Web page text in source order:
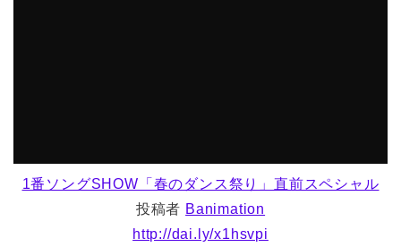
1番ソングSHOW「春のダンス祭り」直前スペシャル
投稿者 Banimation
http://dai.ly/x1hsvpi